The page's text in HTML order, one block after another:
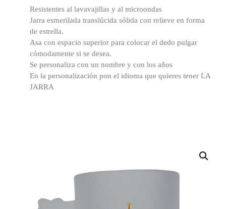
Resistentes al lavavajillas y al microondas
Jarra esmerilada translúcida sólida con relieve en forma
de estrella.
Asa con espacio superior para colocar el dedo pulgar
cómodamente si se desea.
Se personaliza con un nombre y con los años
En la personalización pon el idioma que quieres tener LA
JARRA